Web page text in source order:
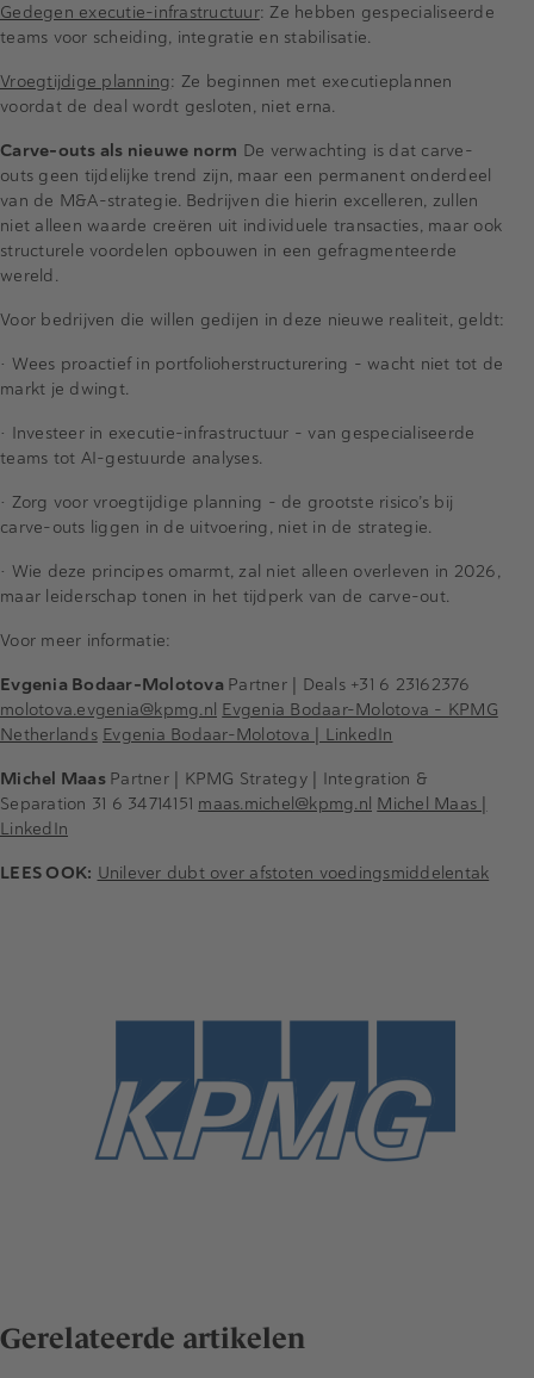
Gedegen executie-infrastructuur: Ze hebben gespecialiseerde
teams voor scheiding, integratie en stabilisatie.
Vroegtijdige planning: Ze beginnen met executieplannen
voordat de deal wordt gesloten, niet erna.
Carve-outs als nieuwe norm De verwachting is dat carve-
outs geen tijdelijke trend zijn, maar een permanent onderdeel
van de M&A-strategie. Bedrijven die hierin excelleren, zullen
niet alleen waarde creëren uit individuele transacties, maar ook
structurele voordelen opbouwen in een gefragmenteerde
wereld.
Voor bedrijven die willen gedijen in deze nieuwe realiteit, geldt:
• Wees proactief in portfolioherstructurering – wacht niet tot de
markt je dwingt.
• Investeer in executie-infrastructuur – van gespecialiseerde
teams tot AI-gestuurde analyses.
• Zorg voor vroegtijdige planning – de grootste risico’s bij
carve-outs liggen in de uitvoering, niet in de strategie.
• Wie deze principes omarmt, zal niet alleen overleven in 2026,
maar leiderschap tonen in het tijdperk van de carve-out.
Voor meer informatie:
Evgenia Bodaar-Molotova Partner | Deals +31 6 23162376
molotova.evgenia@kpmg.nl Evgenia Bodaar-Molotova - KPMG
Netherlands Evgenia Bodaar-Molotova | LinkedIn
Michel Maas Partner | KPMG Strategy | Integration &
Separation 31 6 34714151 maas.michel@kpmg.nl Michel Maas |
LinkedIn
LEES OOK: Unilever dubt over afstoten voedingsmiddelentak
Gerelateerde artikelen